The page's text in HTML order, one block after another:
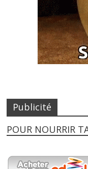
Publicité
POUR NOURRIR